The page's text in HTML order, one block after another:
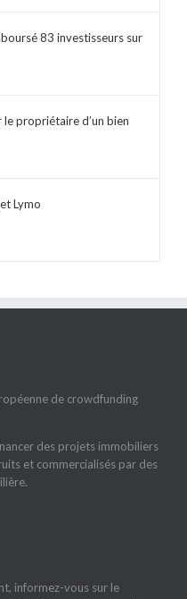
83 investisseurs sur
propriétaire d’un bien
Lymo
de crowdfunding
des projets immobiliers
et commercialisés par des
informez-vous sur le